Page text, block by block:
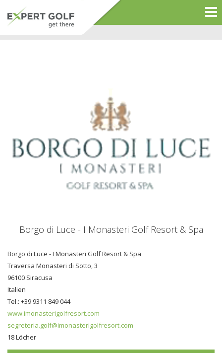
Borgo di Luce - I Monasteri Golf Resort & Spa
Borgo di Luce - I Monasteri Golf Resort & Spa
Traversa Monasteri di Sotto, 3
96100 Siracusa
Italien
Tel.: +39 9311 849 044
www.imonasterigolfresort.com
segreteria.golf@imonasterigolfresort.com
18 Löcher